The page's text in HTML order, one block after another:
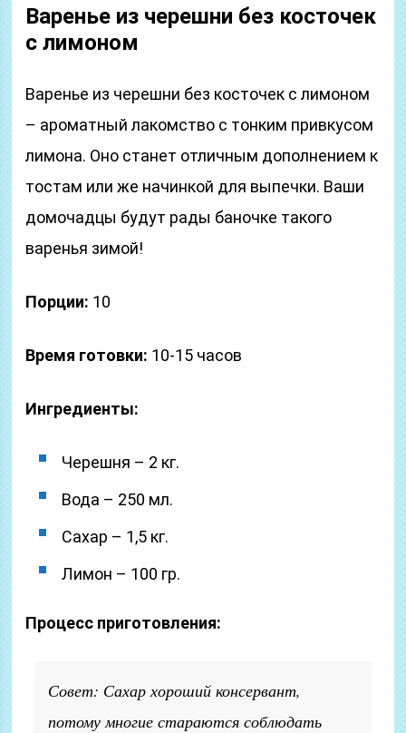
Варенье из черешни без косточек
с лимоном
Варенье из черешни без косточек с лимоном
– ароматный лакомство с тонким привкусом
лимона. Оно станет отличным дополнением к
тостам или же начинкой для выпечки. Ваши
домочадцы будут рады баночке такого
варенья зимой!
Порции: 10
Время готовки: 10-15 часов
Ингредиенты:
Черешня – 2 кг.
Вода – 250 мл.
Сахар – 1,5 кг.
Лимон – 100 гр.
Процесс приготовления:
Совет: Сахар хороший консервант,
потому многие стараются соблюдать